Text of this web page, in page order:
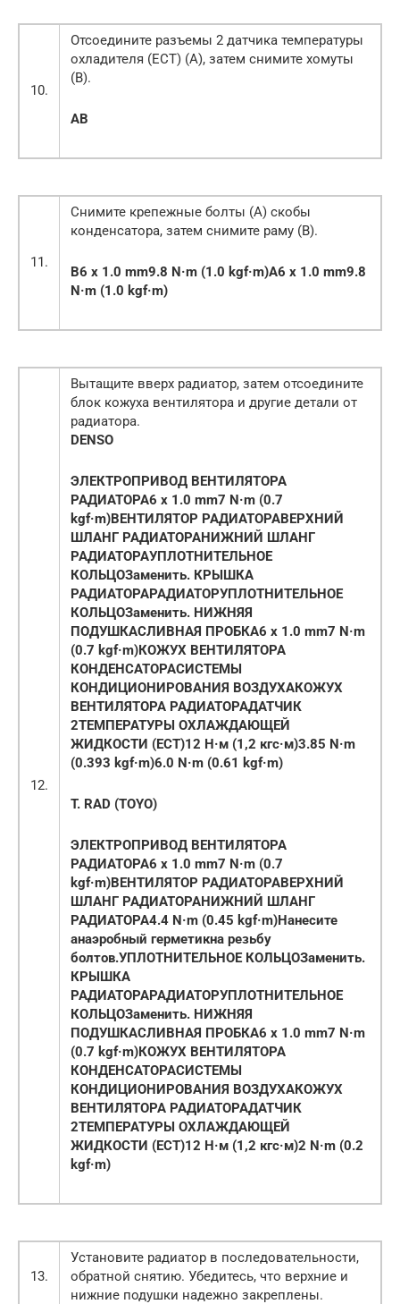
10.
Отсоедините разъемы 2 датчика температуры
охладителя (ECT) (A), затем снимите хомуты
(B).
AB
11.
Снимите крепежные болты (А) скобы
конденсатора, затем снимите раму (В).
B6 x 1.0 mm9.8 N·m (1.0 kgf·m)A6 x 1.0 mm9.8
N·m (1.0 kgf·m)
12.
Вытащите вверх радиатор, затем отсоедините
блок кожуха вентилятора и другие детали от
радиатора.
DENSO
ЭЛЕКТРОПРИВОД ВЕНТИЛЯТОРА
РАДИАТОРА6 x 1.0 mm7 N·m (0.7
kgf·m)ВЕНТИЛЯТОР РАДИАТОРАВЕРХНИЙ
ШЛАНГ РАДИАТОРАНИЖНИЙ ШЛАНГ
РАДИАТОРАУПЛОТНИТЕЛЬНОЕ
КОЛЬЦОЗаменить. КРЫШКА
РАДИАТОРАРАДИАТОРУПЛОТНИТЕЛЬНОЕ
КОЛЬЦОЗаменить. НИЖНЯЯ
ПОДУШКАСЛИВНАЯ ПРОБКА6 x 1.0 mm7 N·m
(0.7 kgf·m)КОЖУХ ВЕНТИЛЯТОРА
КОНДЕНСАТОРАСИСТЕМЫ
КОНДИЦИОНИРОВАНИЯ ВОЗДУХАКОЖУХ
ВЕНТИЛЯТОРА РАДИАТОРАДАТЧИК
2ТЕМПЕРАТУРЫ ОХЛАЖДАЮЩЕЙ
ЖИДКОСТИ (ЕСТ)12 Н·м (1,2 кгс·м)3.85 N·m
(0.393 kgf·m)6.0 N·m (0.61 kgf·m)
T. RAD (TOYO)
ЭЛЕКТРОПРИВОД ВЕНТИЛЯТОРА
РАДИАТОРА6 x 1.0 mm7 N·m (0.7
kgf·m)ВЕНТИЛЯТОР РАДИАТОРАВЕРХНИЙ
ШЛАНГ РАДИАТОРАНИЖНИЙ ШЛАНГ
РАДИАТОРА4.4 N·m (0.45 kgf·m)Нанесите
анаэробный герметикна резьбу
болтов.УПЛОТНИТЕЛЬНОЕ КОЛЬЦОЗаменить.
КРЫШКА
РАДИАТОРАРАДИАТОРУПЛОТНИТЕЛЬНОЕ
КОЛЬЦОЗаменить. НИЖНЯЯ
ПОДУШКАСЛИВНАЯ ПРОБКА6 x 1.0 mm7 N·m
(0.7 kgf·m)КОЖУХ ВЕНТИЛЯТОРА
КОНДЕНСАТОРАСИСТЕМЫ
КОНДИЦИОНИРОВАНИЯ ВОЗДУХАКОЖУХ
ВЕНТИЛЯТОРА РАДИАТОРАДАТЧИК
2ТЕМПЕРАТУРЫ ОХЛАЖДАЮЩЕЙ
ЖИДКОСТИ (ЕСТ)12 Н·м (1,2 кгс·м)2 N·m (0.2
kgf·m)
13.
Установите радиатор в последовательности,
обратной снятию. Убедитесь, что верхние и
нижние подушки надежно закреплены.